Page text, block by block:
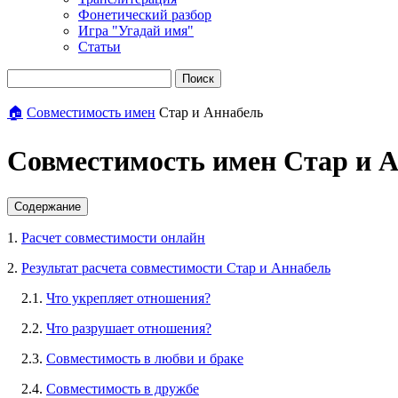
Фонетический разбор
Игра "Угадай имя"
Статьи
Поиск
🏠 Совместимость имен Стар и Аннабель
Совместимость имен Стар и
Содержание
1. Расчет совместимости онлайн
2. Результат расчета совместимости Стар и Аннабель
2.1. Что укрепляет отношения?
2.2. Что разрушает отношения?
2.3. Совместимость в любви и браке
2.4. Совместимость в дружбе